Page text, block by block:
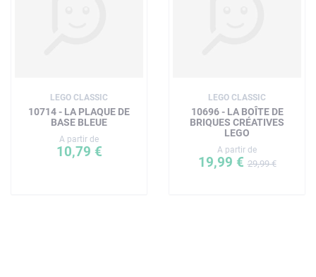
LEGO CLASSIC
10714 - LA PLAQUE DE
BASE BLEUE
A partir de
10,79 €
LEGO CLASSIC
10696 - LA BOÎTE DE
BRIQUES CRÉATIVES
LEGO
A partir de
19,99 €29,99 €